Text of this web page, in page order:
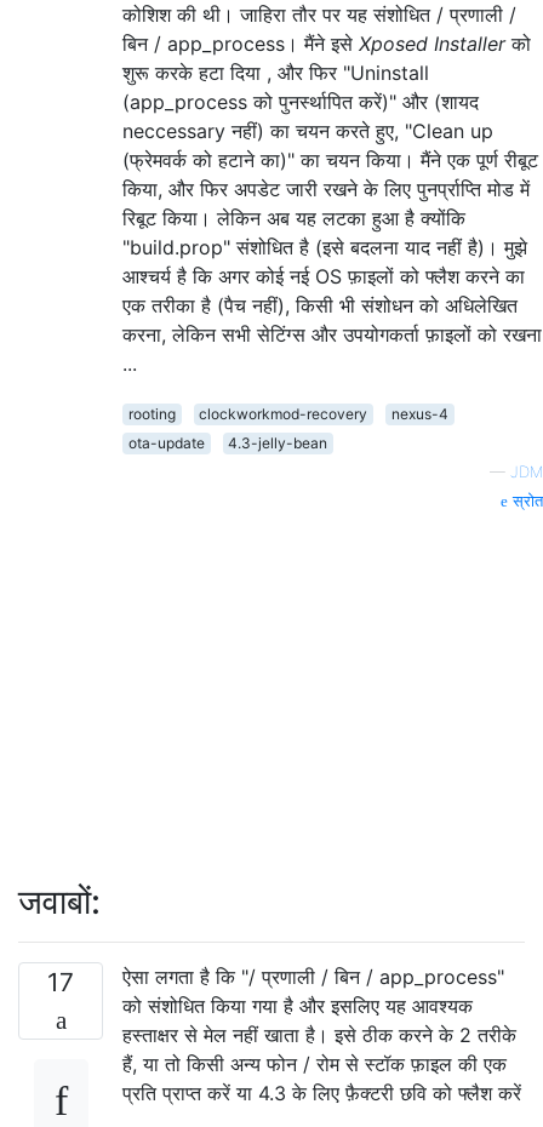
कोशिश की थी। जाहिरा तौर पर यह संशोधित / प्रणाली /
बिन / app_process। मैंने इसे Xposed Installerको
शुरू करके हटा दिया , और फिर "Uninstall
(app_process को पुनर्स्थापित करें)" और (शायद
neccessary नहीं) का चयन करते हुए, "Clean up
(फ्रेमवर्क को हटाने का)" का चयन किया। मैंने एक पूर्ण रीबूट
किया, और फिर अपडेट जारी रखने के लिए पुनर्प्राप्ति मोड में
रिबूट किया। लेकिन अब यह लटका हुआ है क्योंकि
"build.prop" संशोधित है (इसे बदलना याद नहीं है)। मुझे
आश्चर्य है कि अगर कोई नई OS फ़ाइलों को फ्लैश करने का
एक तरीका है (पैच नहीं), किसी भी संशोधन को अधिलेखित
करना, लेकिन सभी सेटिंग्स और उपयोगकर्ता फ़ाइलों को रखना
...
rooting clockworkmod-recovery
nexus-4
ota-update
4.3-jelly-bean
— JDM
स्रोत
जवाबों:
17
ऐसा लगता है कि "/ प्रणाली / बिन / app_process"
को संशोधित किया गया है और इसलिए यह आवश्यक
हस्ताक्षर से मेल नहीं खाता है। इसे ठीक करने के 2 तरीके
हैं, या तो किसी अन्य फोन / रोम से स्टॉक फ़ाइल की एक
प्रति प्राप्त करें या 4.3 के लिए फ़ैक्टरी छवि को फ्लैश करें